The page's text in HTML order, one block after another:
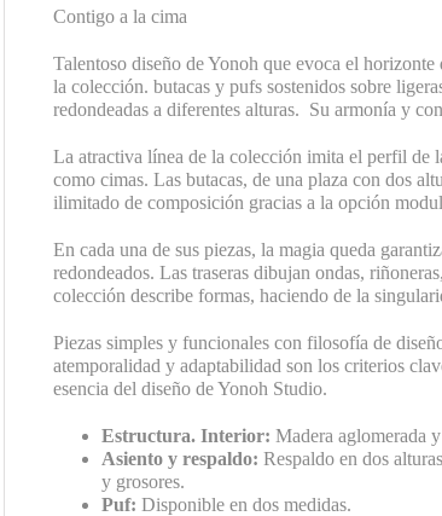
Contigo a la cima
Talentoso diseño de Yonoh que evoca el
la colección. butacas y pufs sostenidos sobre
redondeadas a diferentes alturas. Su armonía y
La atractiva línea de la colección imita el perfil de
como cimas. Las butacas, de una plaza con dos
ilimitado de composición gracias a la opción
En cada una de sus piezas, la magia queda
redondeados. Las traseras dibujan ondas,
colección describe formas, haciendo de la
Piezas simples y funcionales con filosofía de
atemporalidad y adaptabilidad son los criterios
esencia del diseño de Yonoh Studio.
Estructura. Interior: Madera aglomerada
Asiento y respaldo: Respaldo en dos
y grosores.
Puf: Disponible en dos medidas.